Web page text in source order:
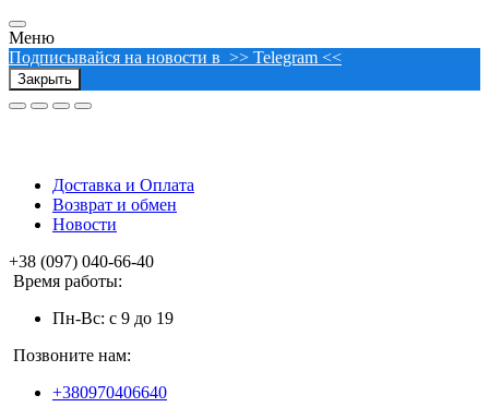
Меню
Подписывайся на новости в >> Telegram <<
Закрыть
Доставка и Оплата
Возврат и обмен
Новости
+38 (097) 040-66-40
Время работы:
Пн-Вс: с 9 до 19
Позвоните нам:
+380970406640